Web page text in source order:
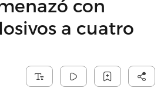
con
a cuatro